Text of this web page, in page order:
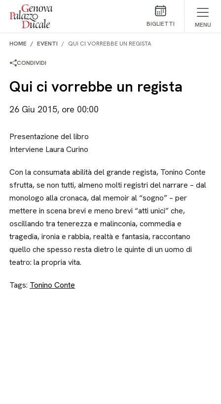
Salta al contenuto
BIGLIETTI MENU
HOME EVENTI QUI CI VORREBBE UN REGISTA
CONDIVIDI
Qui ci vorrebbe un regista
26 Giu 2015, ore 00:00
Presentazione del libro
Interviene Laura Curino
Con la consumata abilità del grande regista, Tonino Conte
sfrutta, se non tutti, almeno molti registri del narrare – dal
monologo alla cronaca, dal memoir al “sogno” – per
mettere in scena brevi e meno brevi “atti unici” che,
oscillando tra tenerezza e malinconia, commedia e
tragedia, ironia e rabbia, realtà e fantasia, raccontano
quello che spesso resta dietro le quinte di un uomo di
teatro: la propria vita.
Tags: Tonino Conte